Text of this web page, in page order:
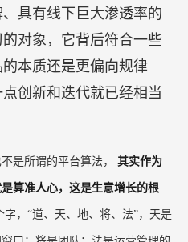
超强的大规模供应链整合能力，
的壁垒，第三个是心智渗透率，
心智渗透是决胜的关键，再加上
来的时间窗口，企业抓住就能够
越周期的根本是什么？不
法，真正能穿越周期，
具有线下巨大渗透率的